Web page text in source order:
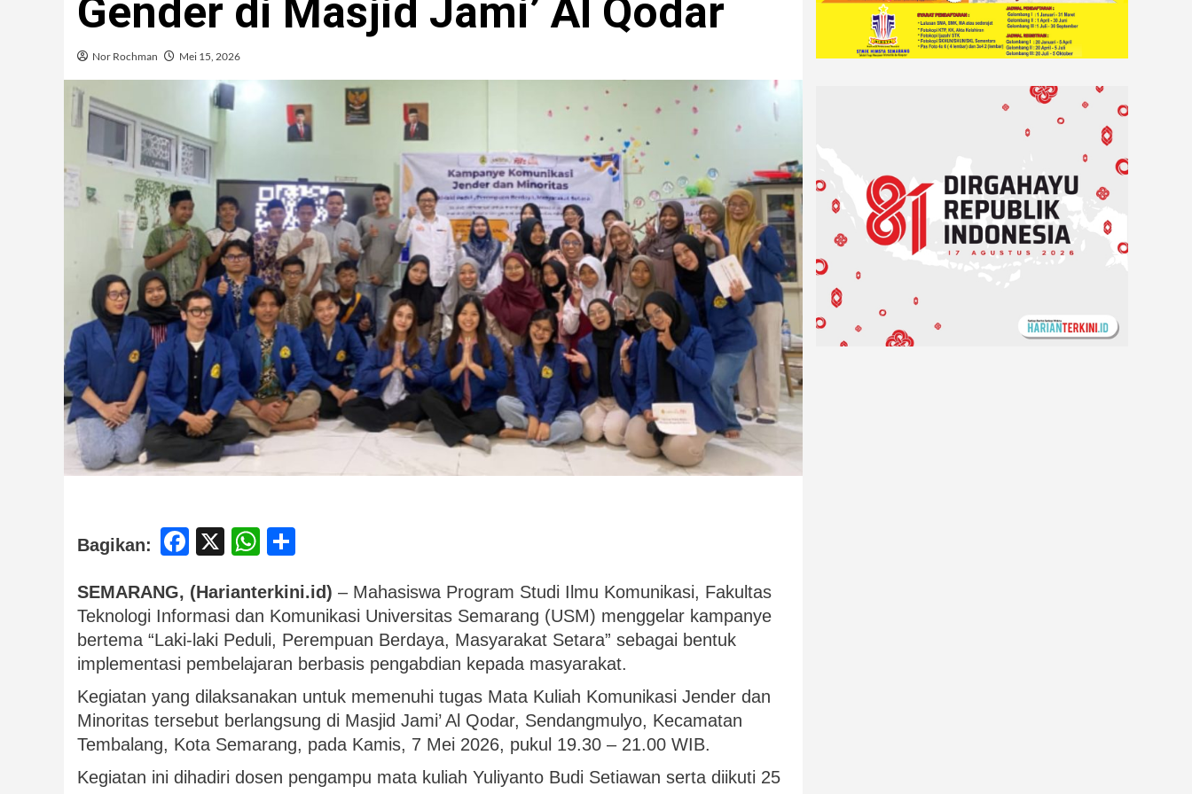
Gender di Masjid Jami’ Al Qodar
Nor Rochman Mei 15, 2026
Bagikan: Facebook
X WhatsApp
SEMARANG, (Harianterkini.id) – Mahasiswa Program Studi Ilmu Komunikasi, Fakultas
Teknologi Informasi dan Komunikasi Universitas Semarang (USM) menggelar kampanye
bertema “Laki-laki Peduli, Perempuan Berdaya, Masyarakat Setara” sebagai bentuk
implementasi pembelajaran berbasis pengabdian kepada masyarakat.
Kegiatan yang dilaksanakan untuk memenuhi tugas Mata Kuliah Komunikasi Jender dan
Minoritas tersebut berlangsung di Masjid Jami’ Al Qodar, Sendangmulyo, Kecamatan
Tembalang, Kota Semarang, pada Kamis, 7 Mei 2026, pukul 19.30 – 21.00 WIB.
Kegiatan ini dihadiri dosen pengampu mata kuliah Yuliyanto Budi Setiawan serta diikuti 25